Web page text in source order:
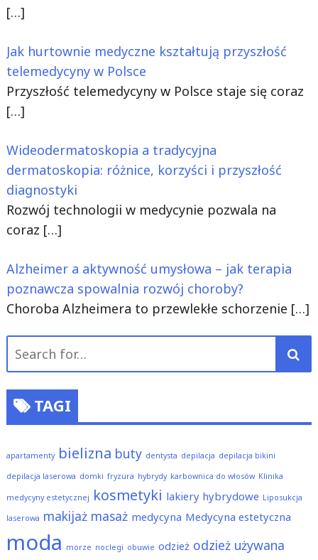
[…]
Jak hurtownie medyczne kształtują przyszłość
telemedycyny w Polsce
Przyszłość telemedycyny w Polsce staje się coraz
[…]
Wideodermatoskopia a tradycyjna
dermatoskopia: różnice, korzyści i przyszłość
diagnostyki
Rozwój technologii w medycynie pozwala na
coraz […]
Alzheimer a aktywność umysłowa – jak terapia
poznawcza spowalnia rozwój choroby?
Choroba Alzheimera to przewlekłe schorzenie […]
for:
TAGI
apartamenty bielizna buty dentysta depilacja depilacja bikini
depilacja laserowa domki fryzura hybrydy karbownica do włosów Klinika
medycyny estetycznej kosmetyki lakiery hybrydowe Liposukcja
laserowa makijaż masaż medycyna Medycyna estetyczna
moda morze noclegi obuwie odzież odzież używana